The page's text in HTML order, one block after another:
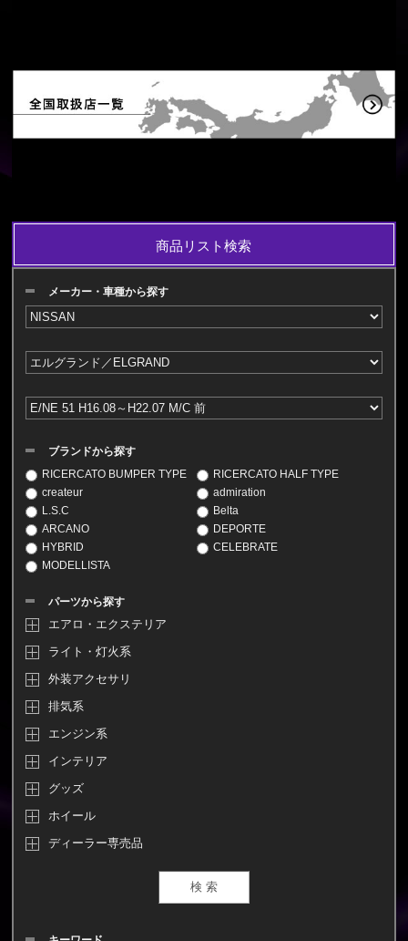
商品リスト検索
メーカー・車種から探す
ブランドから探す
RICERCATO BUMPER TYPE
RICERCATO HALF TYPE
createur
admiration
L.S.C
Belta
ARCANO
DEPORTE
HYBRID
CELEBRATE
MODELLISTA
パーツから探す
エアロ・エクステリア
ライト・灯火系
外装アクセサリ
排気系
エンジン系
インテリア
グッズ
ホイール
ディーラー専売品